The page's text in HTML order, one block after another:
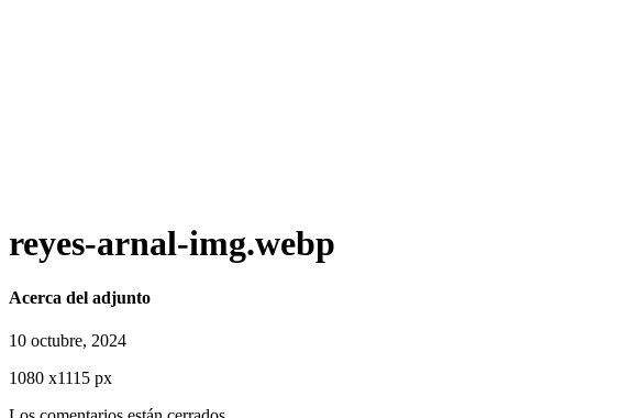
reyes-arnal-img.webp
Acerca del adjunto
10 octubre, 2024
1080 x1115 px